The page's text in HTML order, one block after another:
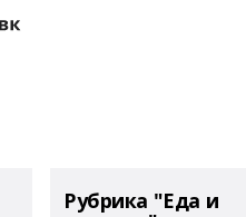
Рубрика "Еда и